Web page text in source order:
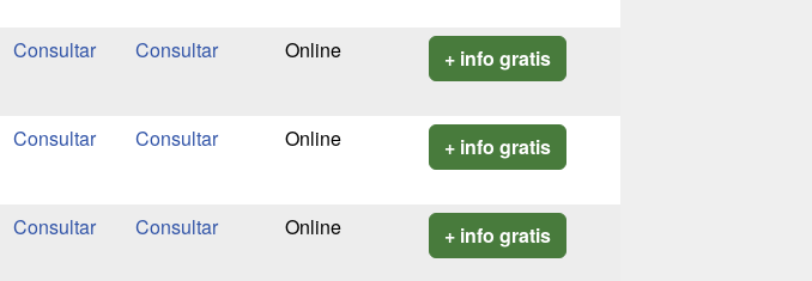
Online + info gratis
Online + info gratis
Online + info gratis